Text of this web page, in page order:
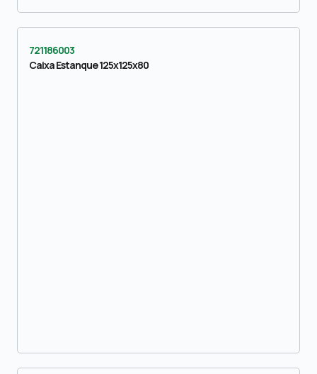
721186003
Caixa Estanque 125x125x80